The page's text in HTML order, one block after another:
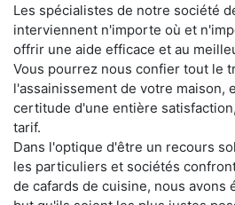
Les spécialistes de notre société
interviennent n'importe où et
offrir une aide efficace et au
Vous pourrez nous confier tout le
l'assainissement de votre maison,
certitude d'une entière
tarif.
Dans l'optique d'être un recours
les particuliers et sociétés
de cafards de cuisine, nous avons